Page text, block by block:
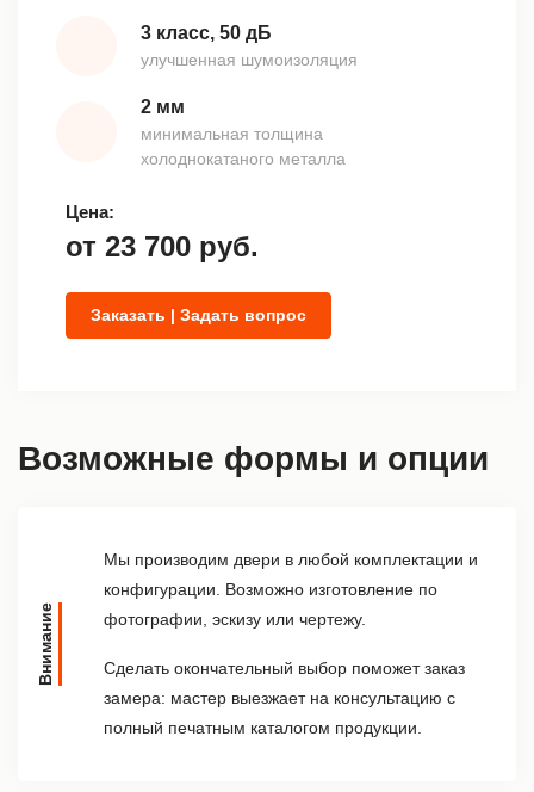
3 класс, 50 дБ
улучшенная шумоизоляция
2 мм
минимальная толщина
холоднокатаного металла
Цена:
от 23 700 руб.
Заказать | Задать вопрос
Возможные формы и опции
Внимание
Мы производим двери в любой комплектации и
конфигурации. Возможно изготовление по
фотографии, эскизу или чертежу.
Сделать окончательный выбор поможет заказ
замера: мастер выезжает на консультацию с
полный печатным каталогом продукции.